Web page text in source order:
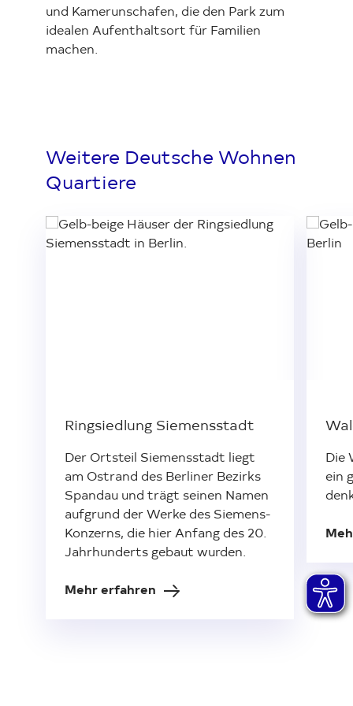
und Kamerunschafen, die den Park zum
idealen Aufenthaltsort für Familien
machen.
Weitere Deutsche Wohnen
Quartiere
Ringsiedlung Siemensstadt
Der Ortsteil Siemensstadt liegt
am Ostrand des Berliner Bezirks
Spandau und trägt seinen Namen
aufgrund der Werke des Siemens-
Konzerns, die hier Anfang des 20.
Jahrhunderts gebaut wurden.
Mehr erfahren
Die
ein